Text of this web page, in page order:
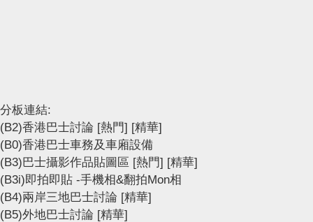
分板連結:
(B2)香港巴士討論 [熱門] [精華]
(B0)香港巴士車務及車廂設備
(B3)巴士攝影作品貼圖區 [熱門] [精華]
(B3i)即拍即貼 -手機相&翻拍Mon相
(B4)兩岸三地巴士討論 [精華]
(B5)外地巴士討論 [精華]